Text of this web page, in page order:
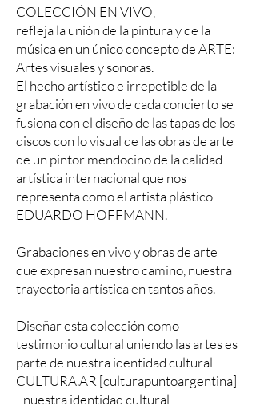
COLECCIÓN EN VIVO,
refleja la unión de la pintura y de la
música en un único concepto de ARTE:
Artes visuales y sonoras.
El hecho artístico e irrepetible de la
grabación en vivo de cada concierto se
fusiona con el diseño de las tapas de los
discos con lo visual de las obras de arte
de un pintor mendocino de la calidad
artística internacional que nos
representa como el artista plástico
EDUARDO HOFFMANN.
Grabaciones en vivo y obras de arte
que expresan nuestro camino, nuestra
trayectoria artística en tantos años.
Diseñar esta colección como
testimonio cultural uniendo las artes es
parte de nuestra identidad cultural
CULTURA.AR [culturapuntoargentina]
- nuestra identidad cultural